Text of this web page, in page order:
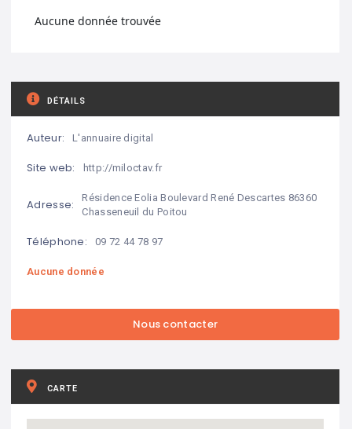
Aucune donnée trouvée
DÉTAILS
Auteur: L'annuaire digital
Site web: http://miloctav.fr
Adresse:
Résidence Eolia Boulevard René Descartes 86360
Chasseneuil du Poitou
Téléphone: 09 72 44 78 97
Aucune donnée
CARTE